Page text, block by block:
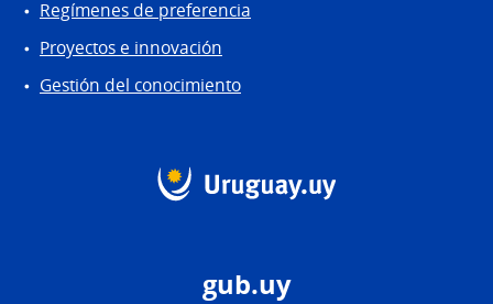
Regímenes de preferencia
Proyectos e innovación
Gestión del conocimiento
gub.uy